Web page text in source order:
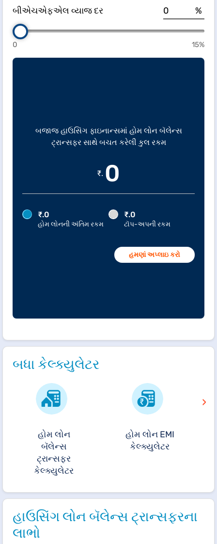
બીએચએફએલ વ્યાજ દર %
0 15%
બજાજ હાઉસિંગ ફાઇનાન્સમાં હોમ લોન બૅલેન્સ
ટ્રાન્સફર સાથે બચત કરેલી કુલ રકમ
₹. 0
₹.0
હોમ લોનની અંતિમ રકમ
₹.0
ટૉપ-અપની રકમ
હમણાં અપ્લાઇ કરો
બધા કેલ્ક્યુલેટર
હોમ લોન
બૅલેન્સ
ટ્રાન્સફર
કેલ્ક્યુલેટર
હોમ લોન EMI
કેલ્ક્યુલેટર
›
હાઉસિંગ લોન બૅલેન્સ ટ્રાન્સફરના
લાભો